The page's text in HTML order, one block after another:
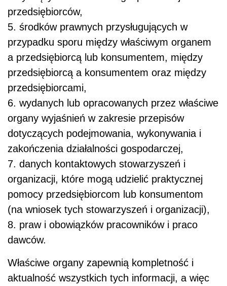
przedsiębiorców,
5. środków prawnych przysługujących w
przypadku sporu między właściwym organem
a przedsiębiorcą lub konsumentem, między
przedsiębiorcą a konsumentem oraz między
przedsiębiorcami,
6. wydanych lub opracowanych przez właściwe
organy wyjaśnień w zakresie przepisów
dotyczących podejmowania, wykonywania i
zakończenia działalności gospodarczej,
7. danych kontaktowych stowarzyszeń i
organizacji, które mogą udzielić praktycznej
pomocy przedsiębiorcom lub konsumentom
(na wniosek tych stowarzyszeń i organizacji),
8. praw i obowiązków pracowników i praco
dawców.
Właściwe organy zapewnią kompletność i
aktualność wszystkich tych informacji, a więc